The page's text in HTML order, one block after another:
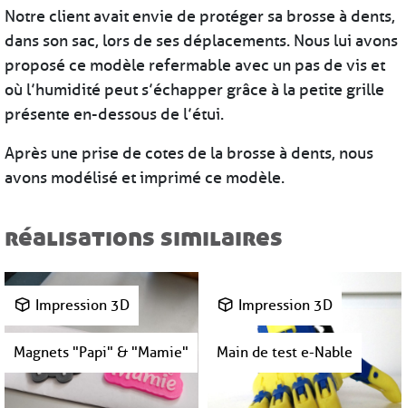
Notre client avait envie de protéger sa brosse à dents,
dans son sac, lors de ses déplacements. Nous lui avons
proposé ce modèle refermable avec un pas de vis et
où l’humidité peut s’échapper grâce à la petite grille
présente en-dessous de l’étui.
Après une prise de cotes de la brosse à dents, nous
avons modélisé et imprimé ce modèle.
réalisations similaires
Impression 3D
Magnets "Papi" & "Mamie"
Impression 3D
Main de test e-Nable